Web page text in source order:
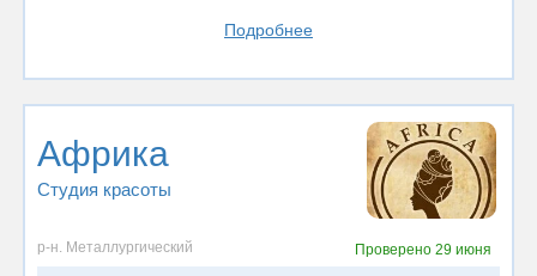
Подробнее
Африка
Студия красоты
р-н. Металлургический Проверено 29 июня